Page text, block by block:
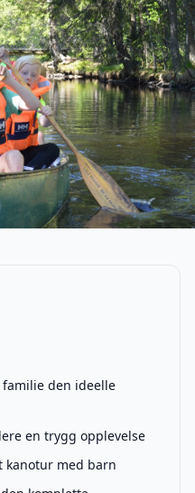
den ideelle
en trygg opplevelse
kanotur med barn